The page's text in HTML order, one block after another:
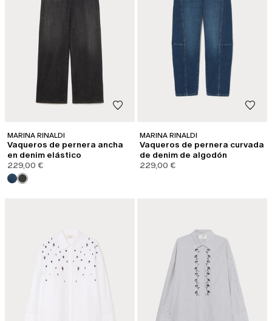
MARINA RINALDI
Vaqueros de pernera ancha
en denim elástico
229,00 €
MARINA RINALDI
Vaqueros de pernera curvada
de denim de algodón
229,00 €